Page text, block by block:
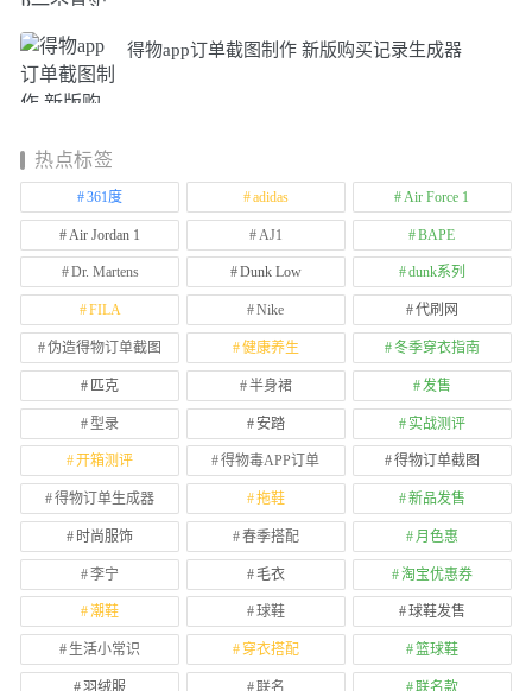
得物app订单截图制作 新版购买记录生成器
热点标签
361度 adidas Air Force 1
Air Jordan 1 AJ1 BAPE
Dr. Martens Dunk Low dunk系列
FILA Nike 代刷网
伪造得物订单截图 健康养生 冬季穿衣指南
匹克 半身裙 发售
型录 安踏 实战测评
开箱测评 得物毒APP订单 得物订单截图
得物订单生成器 拖鞋 新品发售
时尚服饰 春季搭配 月色惠
李宁 毛衣 淘宝优惠券
潮鞋 球鞋 球鞋发售
生活小常识 穿衣搭配 篮球鞋
羽绒服 联名 联名款